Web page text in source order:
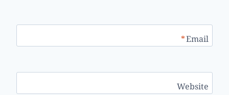
Email
*
Website